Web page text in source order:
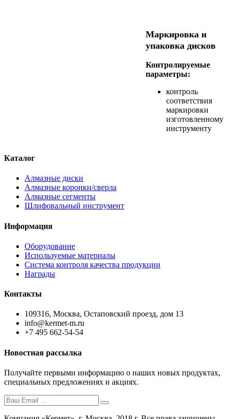
Маркировка и
упаковка дисков
Контролируемые
параметры:
контроль
соответствия
маркировки
изготовленному
инструменту
Каталог
Алмазные диски
Алмазные коронки/сверла
Алмазные сегменты
Шлифовальный инструмент
Информация
Оборудование
Используемые материалы
Система контроля качества продукции
Награды
Контакты
109316, Москва, Остаповский проезд, дом 13
info@kermet-m.ru
+7 495 662-54-54
Новостная рассылка
Получайте первыми информацию о наших новых продуктах,
специальных предложениях и акциях.